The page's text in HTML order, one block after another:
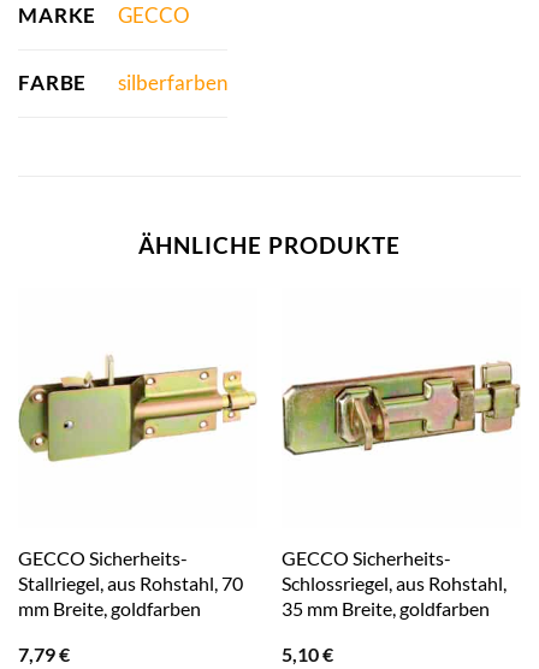
MARKE GECCO
FARBE silberfarben
ÄHNLICHE PRODUKTE
GECCO Sicherheits-
Stallriegel, aus Rohstahl, 70
mm Breite, goldfarben
7,79€
GECCO Sicherheits-
Schlossriegel, aus Rohstahl,
35 mm Breite, goldfarben
5,10€